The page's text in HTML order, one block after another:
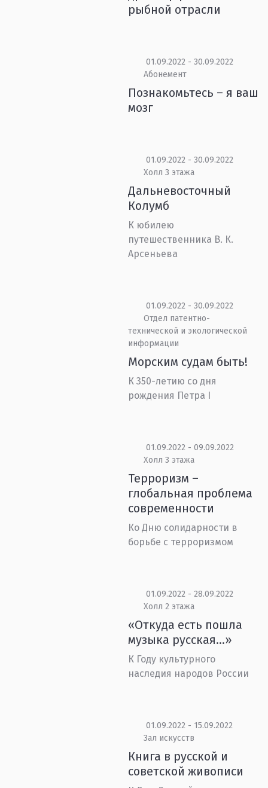
рыбной отрасли
01.09.2022 - 30.09.2022
Абонемент
Познакомьтесь – я ваш
мозг
01.09.2022 - 30.09.2022
Холл 3 этажа
Дальневосточный
Колумб
К юбилею
путешественника В. К.
Арсеньева
01.09.2022 - 30.09.2022
Отдел патентно-
технической и экологической
информации
Морским судам быть!
К 350-летию со дня
рождения Петра I
01.09.2022 - 09.09.2022
Холл 3 этажа
Терроризм –
глобальная проблема
современности
Ко Дню солидарности в
борьбе с терроризмом
01.09.2022 - 28.09.2022
Холл 2 этажа
«Откуда есть пошла
музыка русская…»
К Году культурного
наследия народов России
01.09.2022 - 15.09.2022
Зал искусств
Книга в русской и
советской живописи